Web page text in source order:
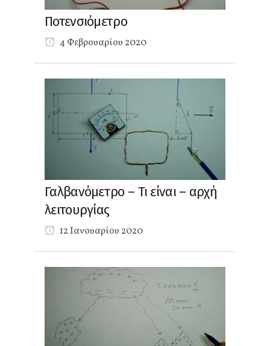
Ποτενσιόμετρο
4 Φεβρουαρίου 2020
Γαλβανόμετρο – Τι είναι – αρχή
λειτουργίας
12 Ιανουαρίου 2020